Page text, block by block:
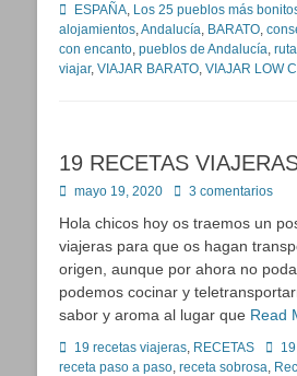
Categorías
ESPAÑA, Los 25 pueblos más
alojamientos,Andalucía, BARATO,
con encanto, pueblos de Andalucía, ruta
viajar, VIAJAR BARATO, VIAJAR LOW
19 RECETAS
Publicado
mayo 19, 2020 3 comentarios
Hola chicos hoy os traemos un
viajeras para que os hagan
origen, aunque por ahora no
podemos cocinar y
sabor y aroma al lugar que Read
Categorías
19 recetas viajeras, RECETAS
receta paso a paso, receta sobrosa,